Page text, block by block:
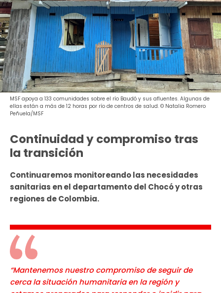
MSF apoya a 133 comunidades sobre el río Baudó y sus afluentes. Algunas de
ellas están a más de 12 horas por río de centros de salud. © Natalia Romero
Peñuela/MSF
Continuidad y compromiso tras
la transición
Continuaremos monitoreando las necesidades
sanitarias en el departamento del Chocó y otras
regiones de Colombia.
“Mantenemos nuestro compromiso de seguir de
cerca la situación humanitaria en la región y